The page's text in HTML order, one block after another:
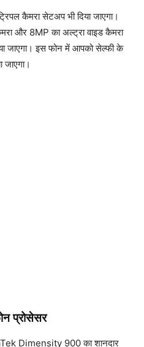
कैमरा सेटअप भी दिया जाएगा।
और 8MP का अल्ट्रा वाइड कैमरा
जाएगा। इस फोन में आपको सेल्फी के
जाएगा।
प्रोसेसर
Dimensity 900 का शानदार